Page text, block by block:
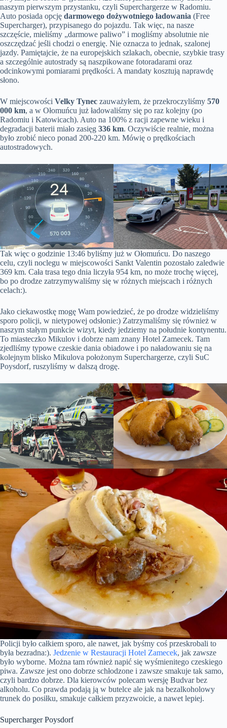
naszym pierwszym przystanku, czyli Superchargerze w Radomiu.
Auto posiada opcję darmowego dożywotniego ładowania (Free
Supercharger), przypisanego do pojazdu. Tak więc, na nasze
szczęście, mieliśmy „darmowe paliwo” i mogliśmy absolutnie nie
oszczędzać jeśli chodzi o energię. Nie oznacza to jednak, szalonej
jazdy. Pamiętajcie, że na europejskich szlakach, obecnie, szybkie trasy
a szczególnie autostrady są naszpikowane fotoradarami oraz
odcinkowymi pomiarami prędkości. A mandaty kosztują naprawdę
słono.
W miejscowości Velky Tynec zauważyłem, że przekroczyliśmy 570
000 km, a w Ołomuńcu już ładowaliśmy się po raz kolejny (po
Radomiu i Katowicach). Auto na 100% z racji zapewne wieku i
degradacji baterii miało zasięg 336 km. Oczywiście realnie, można
było zrobić nieco ponad 200-220 km. Mówię o prędkościach
autostradowych.
Tak więc o godzinie 13:46 byliśmy już w Ołomuńcu. Do naszego
celu, czyli noclegu w miejscowości Sankt Valentin pozostało zaledwie
369 km. Cała trasa tego dnia liczyła 954 km, no może trochę więcej,
bo po drodze zatrzymywaliśmy się w różnych miejscach i różnych
celach:).
Jako ciekawostkę mogę Wam powiedzieć, że po drodze widzieliśmy
sporo policji, w nietypowej odsłonie:) Zatrzymaliśmy się również w
naszym stałym punkcie wizyt, kiedy jedziemy na południe kontynentu.
To miasteczko Mikulov i dobrze nam znany Hotel Zamecek. Tam
zjedliśmy typowe czeskie dania obiadowe i po naładowaniu się na
kolejnym blisko Mikulova położonym Superchargerze, czyli SuC
Poysdorf, ruszyliśmy w dalszą drogę.
Policji było całkiem sporo, ale nawet, jak byśmy coś przeskrobali to
była bezradna:). Jedzenie w Restauracji Hotel Zamecek, jak zawsze
było wyborne. Można tam również napić się wyśmienitego czeskiego
piwa. Zawsze jest ono dobrze schłodzone i zawsze smakuje tak samo,
czyli bardzo dobrze. Dla kierowców polecam wersję Budvar bez
alkoholu. Co prawda podają ją w butelce ale jak na bezalkoholowy
trunek do posiłku, smakuje całkiem przyzwoicie, a nawet lepiej.
Supercharger Poysdorf